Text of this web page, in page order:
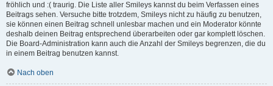
fröhlich und :( traurig. Die Liste aller Smileys kannst du beim Verfassen eines
Beitrags sehen. Versuche bitte trotzdem, Smileys nicht zu häufig zu benutzen,
sie können einen Beitrag schnell unlesbar machen und ein Moderator könnte
deshalb deinen Beitrag entsprechend überarbeiten oder gar komplett löschen.
Die Board-Administration kann auch die Anzahl der Smileys begrenzen, die du
in einem Beitrag benutzen kannst.
Nach oben